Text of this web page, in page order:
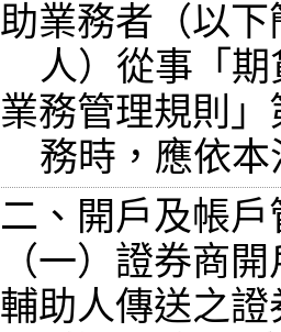
助業務者（以
業務管理規則
務時，應
二、開戶及帳戶
（一）證券商
輔助人傳送之